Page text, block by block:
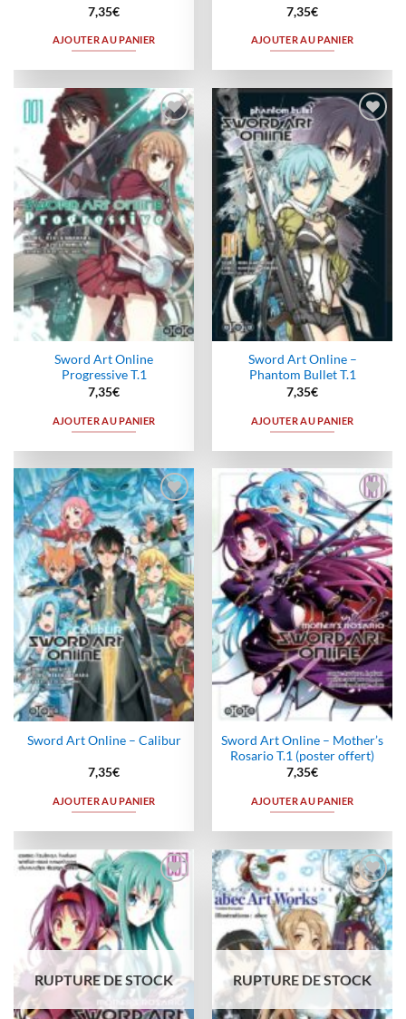
7,35€
AJOUTER AU PANIER
7,35€
AJOUTER AU PANIER
Ajouter
à la
wishlist
Sword Art Online
Progressive T.1
7,35€
AJOUTER AU PANIER
Ajouter
à la
wishlist
Sword Art Online –
Phantom Bullet T.1
7,35€
AJOUTER AU PANIER
Ajouter
à la
wishlist
Sword Art Online – Calibur
7,35€
AJOUTER AU PANIER
Ajouter
à la
wishlist
Sword Art Online – Mother’s
Rosario T.1 (poster offert)
7,35€
AJOUTER AU PANIER
Ajouter
à la
wishlist
RUPTURE DE STOCK
Ajouter
à la
wishlist
RUPTURE DE STOCK